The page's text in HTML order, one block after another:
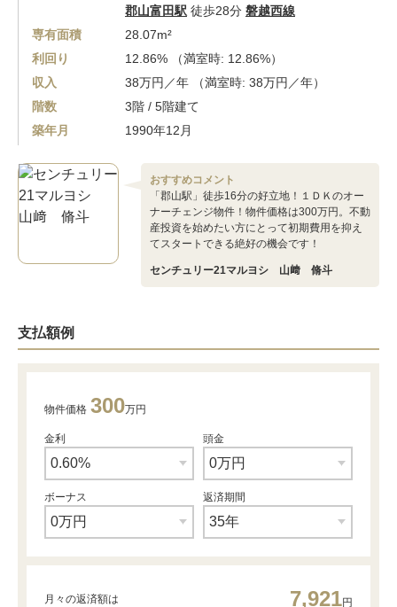
郡山富田駅 徒歩28分 磐越西線
専有面積
28.07m²
利回り
12.86% （満室時: 12.86%）
収入
38万円／年 （満室時: 38万円／年）
階数
3階 / 5階建て
築年月
1990年12月
おすすめコメント
「郡山駅」徒歩16分の好立地！１ＤＫのオー
ナーチェンジ物件！物件価格は300万円。不動
産投資を始めたい方にとって初期費用を抑え
てスタートできる絶好の機会です！
センチュリー21マルヨシ 山﨑 脩斗
支払額例
物件価格 300万円
金利 頭金
ボーナス 返済期間
月々の返済額は 7,921円